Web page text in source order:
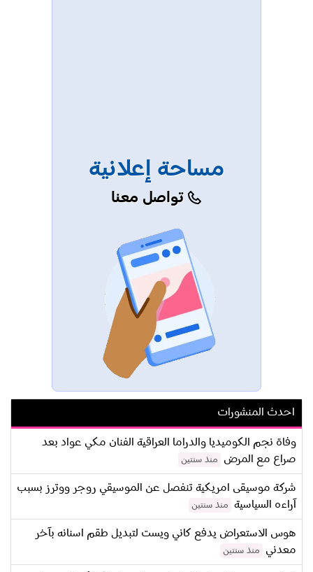
مساحة إعلانية
تواصل معنا
احدث المنشورات
وفاة نجم الكوميديا والدراما العراقية الفنان مكي عواد بعد
صراع مع المرض
منذ سنتين
شركة موسيقى امريكية تنفصل عن الموسيقي روجر ووترز بسبب
آراءه السياسية
منذ سنتين
هوس الاستعراض يدفع كاني ويست لتبديل طقم اسنانه بآخر
معدني
منذ سنتين